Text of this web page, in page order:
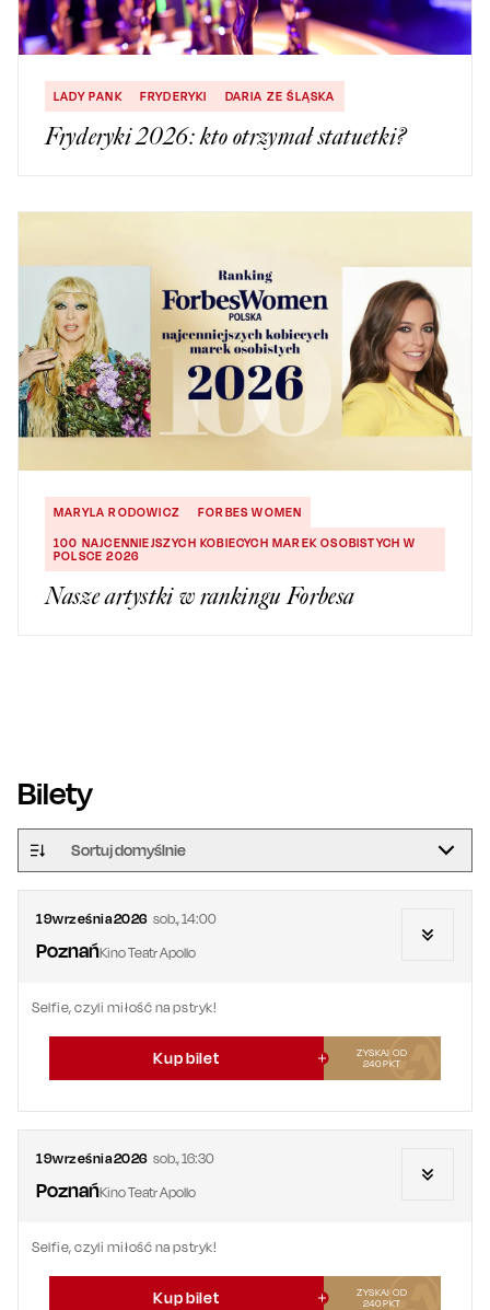
LADY PANK FRYDERYKI DARIA ZE ŚLĄSKA
Fryderyki 2026: kto otrzymał statuetki?
MARYLA RODOWICZ
FORBES WOMEN
100 NAJCENNIEJSZYCH KOBIECYCH MAREK OSOBISTYCH W
POLSCE 2026
Nasze artystki w rankingu Forbesa
Bilety
Sortuj domyślnie
19września2026 sob.,14:00
PoznańKino Teatr Apollo
Selfie, czyli miłość na pstryk!
Kup bilet
ZYSKAJ OD
240PKT
19września2026 sob.,16:30
PoznańKino Teatr Apollo
Selfie, czyli miłość na pstryk!
Kup bilet
ZYSKAJ OD
240PKT